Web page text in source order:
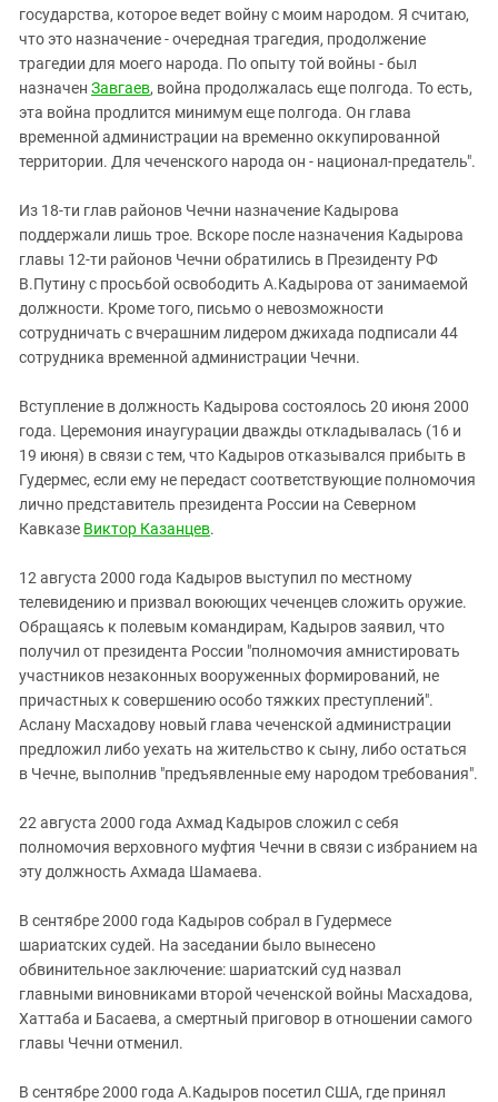
государства, которое ведет войну с моим народом. Я считаю,
что это назначение - очередная трагедия, продолжение
трагедии для моего народа. По опыту той войны - был
назначен Завгаев, война продолжалась еще полгода. То есть,
эта война продлится минимум еще полгода. Он глава
временной администрации на временно оккупированной
территории. Для чеченского народа он - национал-предатель".
Из 18-ти глав районов Чечни назначение Кадырова
поддержали лишь трое. Вскоре после назначения Кадырова
главы 12-ти районов Чечни обратились в Президенту РФ
В.Путину с просьбой освободить А.Кадырова от занимаемой
должности. Кроме того, письмо о невозможности
сотрудничать с вчерашним лидером джихада подписали 44
сотрудника временной администрации Чечни.
Вступление в должность Кадырова состоялось 20 июня 2000
года. Церемония инаугурации дважды откладывалась (16 и
19 июня) в связи с тем, что Кадыров отказывался прибыть в
Гудермес, если ему не передаст соответствующие полномочия
лично представитель президента России на Северном
Кавказе Виктор Казанцев.
12 августа 2000 года Кадыров выступил по местному
телевидению и призвал воюющих чеченцев сложить оружие.
Обращаясь к полевым командирам, Кадыров заявил, что
получил от президента России "полномочия амнистировать
участников незаконных вооруженных формирований, не
причастных к совершению особо тяжких преступлений".
Аслану Масхадову новый глава чеченской администрации
предложил либо уехать на жительство к сыну, либо остаться
в Чечне, выполнив "предъявленные ему народом требования".
22 августа 2000 года Ахмад Кадыров сложил с себя
полномочия верховного муфтия Чечни в связи с избранием на
эту должность Ахмада Шамаева.
В сентябре 2000 года Кадыров собрал в Гудермесе
шариатских судей. На заседании было вынесено
обвинительное заключение: шариатский суд назвал
главными виновниками второй чеченской войны Масхадова,
Хаттаба и Басаева, а смертный приговор в отношении самого
главы Чечни отменил.
В сентябре 2000 года А.Кадыров посетил США, где принял